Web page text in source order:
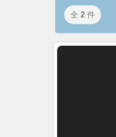
全 2 件